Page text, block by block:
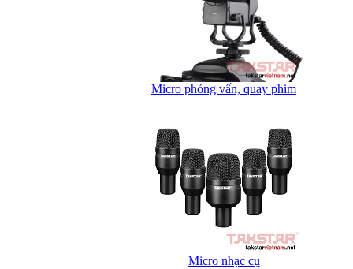
Micro phỏng vấn, quay phim
Micro nhạc cụ